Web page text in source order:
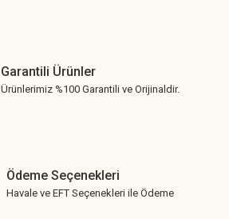
Garantili Ürünler
Ürünlerimiz %100 Garantili ve Orijinaldir.
Ödeme Seçenekleri
Havale ve EFT Seçenekleri ile Ödeme